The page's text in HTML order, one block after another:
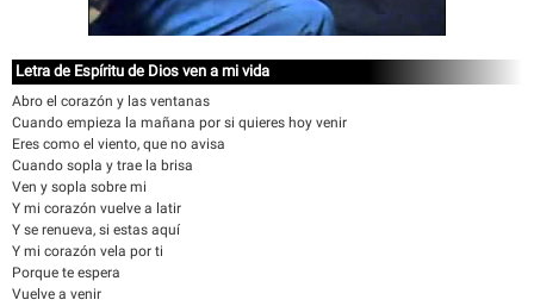
Letra de Espíritu de Dios ven a mi vida
Abro el corazón y las ventanas
Cuando empieza la mañana por si quieres hoy venir
Eres como el viento, que no avisa
Cuando sopla y trae la brisa
Ven y sopla sobre mi
Y mi corazón vuelve a latir
Y se renueva, si estas aquí
Y mi corazón vela por ti
Porque te espera
Vuelve a venir